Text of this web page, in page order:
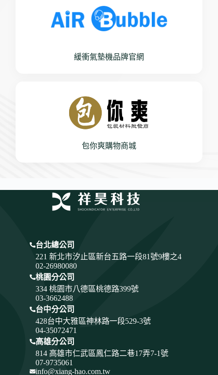
緩衝氣墊機品牌官網
包你爽購物商城
台北總公司
221 新北市汐止區新台五路一段81號9樓之4
02-26980080
桃園分公司
334 桃園市八德區桃德路399號
03-3662488
台中分公司
428台中大雅區神林路一段529-3號
04-35072471
高雄分公司
814 高雄市仁武區鳳仁路二巷17弄7-1號
07-9735061
info@xiang-hao.com.tw